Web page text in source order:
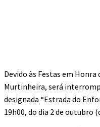
Devido às Festas em
Murtinheira, será
designada “Estrada do
19h00, do dia 2 de outubro